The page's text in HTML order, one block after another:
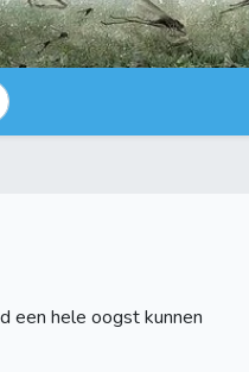
een hele oogst kunnen